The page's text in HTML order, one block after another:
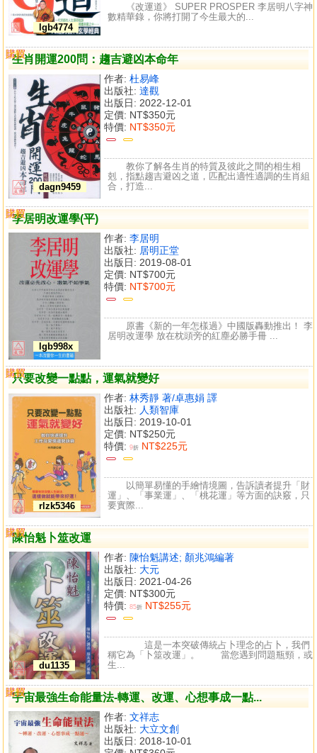
lgb4774
《改運道》 SUPER PROSPER 李居明八字神
數精華錄，你將打開了今生最大的...
生肖開運200問：趨吉避凶本命年
dagn9459
作者: 杜易峰
出版社: 達觀
出版日: 2022-12-01
定價: NT$350元
特價: NT$350元
購買
比較
教你了解各生肖的特質及彼此之間的相生相
剋，指點趨吉避凶之道，匹配出適性適調的生肖組
合，打造...
李居明改運學(平)
lgb998x
作者: 李居明
出版社: 居明正堂
出版日: 2019-08-01
定價: NT$700元
特價: NT$700元
購買
比較
原書《新的一年怎樣過》中國版轟動推出！ 李
居明改運學 放在枕頭旁的紅塵必勝手冊 ...
只要改變一點點，運氣就變好
rlzk5346
作者: 林秀靜 著/卓惠娟 譯
出版社: 人類智庫
出版日: 2019-10-01
定價: NT$250元
特價: 9折 NT$225元
購買
比較
以簡單易懂的手繪情境圖，告訴讀者提升「財
運」、「事業運」、「桃花運」等方面的訣竅，只
要實際...
陳怡魁卜筮改運
du1135
作者: 陳怡魁講述; 顏兆鴻編著
出版社: 大元
出版日: 2021-04-26
定價: NT$300元
特價: 85折 NT$255元
購買
比較
這是一本突破傳統占卜理念的占卜，我們
稱它為「卜筮改運」。 當您遇到問題瓶頸，或
生...
宇宙最強生命能量法-轉運、改運、心想事成一點...
作者: 文祥志
出版社: 大立文創
出版日: 2018-10-01
購買
比較